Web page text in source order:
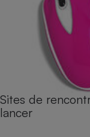
Sites de
lancer